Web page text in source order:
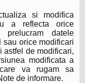
si modifica
a reflecta orice
datele
sau orice modificari
astfel de modificari,
modificata a
va rugam sa
de informare.